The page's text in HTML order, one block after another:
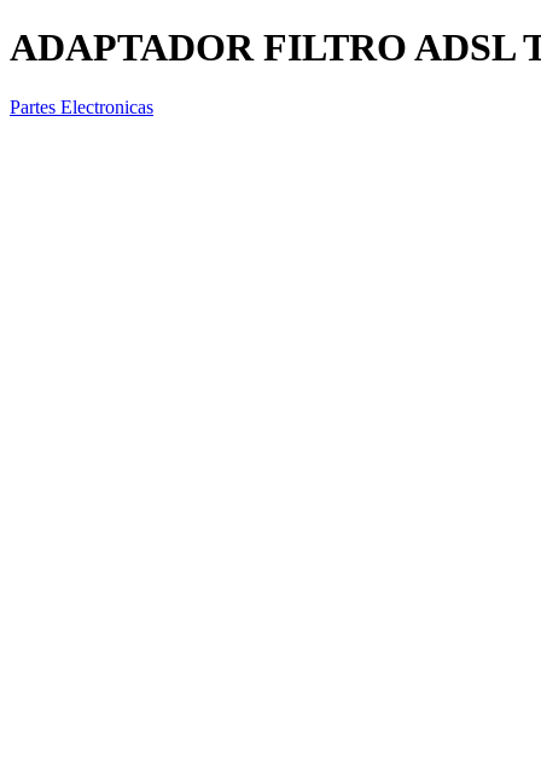
ADAPTADOR FILTRO ADSL
Partes Electronicas